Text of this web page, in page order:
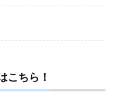
こちら！